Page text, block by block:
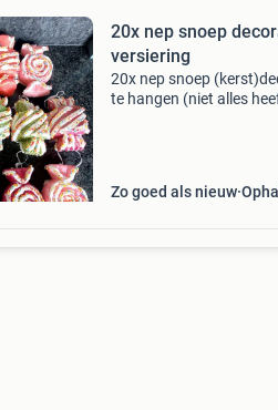
20x nep snoep
versiering
20x nep snoep
te hangen (niet alles
Zo goed als nieuw